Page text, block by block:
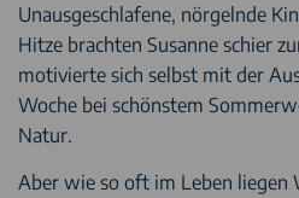
Unausgeschlafene, nörgelnde
Hitze brachten Susanne schier
motivierte sich selbst mit der
Woche bei schönstem
Natur.
Aber wie so oft im Leben liegen